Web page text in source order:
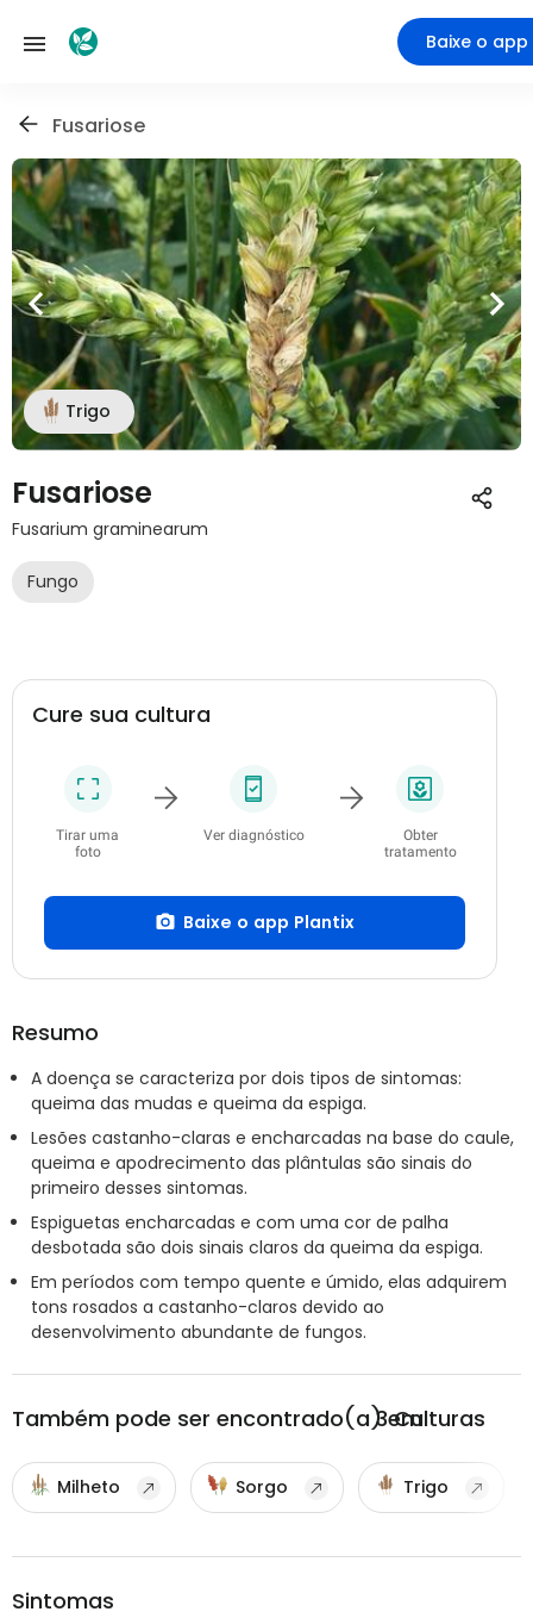
Baixe o app
Fusariose
Trigo
Fusariose
Fusarium graminearum
Fungo
Cure sua cultura
Tirar uma
foto
Ver diagnóstico
Obter
tratamento
Baixe o app Plantix
Resumo
A doença se caracteriza por dois tipos de sintomas:
queima das mudas e queima da espiga.
Lesões castanho-claras e encharcadas na base do caule,
queima e apodrecimento das plântulas são sinais do
primeiro desses sintomas.
Espiguetas encharcadas e com uma cor de palha
desbotada são dois sinais claros da queima da espiga.
Em períodos com tempo quente e úmido, elas adquirem
tons rosados a castanho-claros devido ao
desenvolvimento abundante de fungos.
Também pode ser encontrado(a) em
3Culturas
Milheto Sorgo Trigo
Sintomas